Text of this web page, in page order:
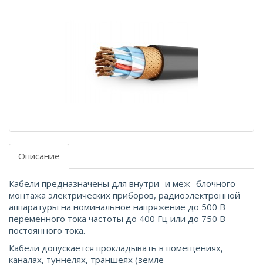
Описание
Кабели предназначены для внутри- и меж- блочного
монтажа электрических приборов, радиоэлектронной
аппаратуры на номинальное напряжение до 500 В
переменного тока частоты до 400 Гц или до 750 В
постоянного тока.
Кабели допускается прокладывать в помещениях,
каналах, туннелях, траншеях (земле